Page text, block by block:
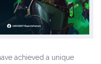
achieved a unique